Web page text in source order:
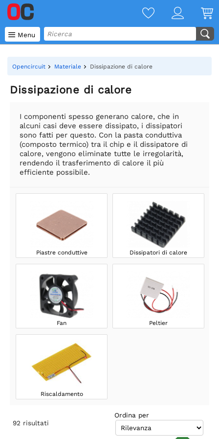
 Menu
Opencircuit Materiale Dissipazione di calore
Dissipazione di calore
I componenti spesso generano calore, che in
alcuni casi deve essere dissipato, i dissipatori
sono fatti per questo. Con la pasta conduttiva
(composto termico) tra il chip e il dissipatore di
calore, vengono eliminate tutte le irregolarità,
rendendo il trasferimento di calore il più
efficiente possibile.
Piastre conduttive Dissipatori di calore
Fan Peltier
Riscaldamento
92 risultati
Ordina per